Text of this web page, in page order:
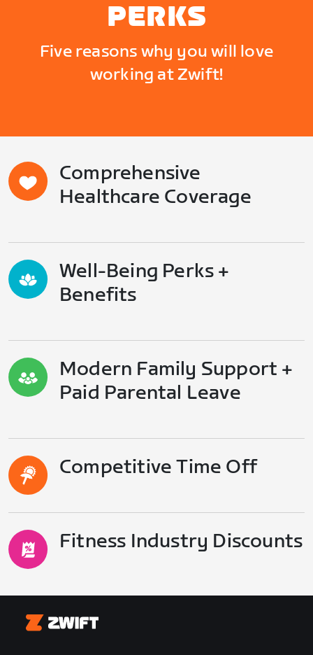
PERKS
Five reasons why you will love
working at Zwift!
Comprehensive
Healthcare Coverage
Well-Being Perks +
Benefits
Modern Family Support +
Paid Parental Leave
Competitive Time Off
Fitness Industry Discounts
Zwift